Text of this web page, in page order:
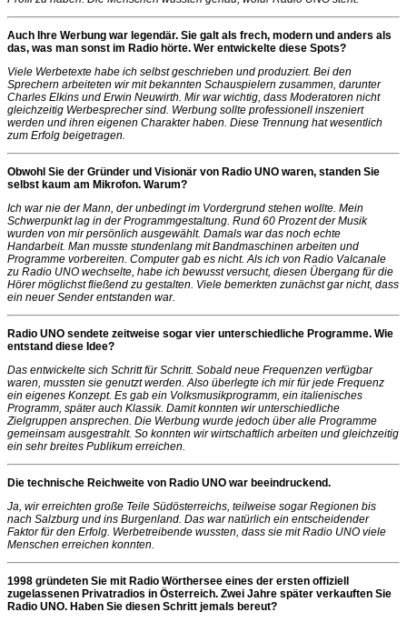
Auch Ihre Werbung war legendär. Sie galt als frech, modern und anders als
das, was man sonst im Radio hörte. Wer entwickelte diese Spots?
Viele Werbetexte habe ich selbst geschrieben und produziert. Bei den
Sprechern arbeiteten wir mit bekannten Schauspielern zusammen, darunter
Charles Elkins und Erwin Neuwirth. Mir war wichtig, dass Moderatoren nicht
gleichzeitig Werbesprecher sind. Werbung sollte professionell inszeniert
werden und ihren eigenen Charakter haben. Diese Trennung hat wesentlich
zum Erfolg beigetragen.
Obwohl Sie der Gründer und Visionär von Radio UNO waren, standen Sie
selbst kaum am Mikrofon. Warum?
Ich war nie der Mann, der unbedingt im Vordergrund stehen wollte. Mein
Schwerpunkt lag in der Programmgestaltung. Rund 60 Prozent der Musik
wurden von mir persönlich ausgewählt. Damals war das noch echte
Handarbeit. Man musste stundenlang mit Bandmaschinen arbeiten und
Programme vorbereiten. Computer gab es nicht. Als ich von Radio Valcanale
zu Radio UNO wechselte, habe ich bewusst versucht, diesen Übergang für die
Hörer möglichst fließend zu gestalten. Viele bemerkten zunächst gar nicht, dass
ein neuer Sender entstanden war.
Radio UNO sendete zeitweise sogar vier unterschiedliche Programme. Wie
entstand diese Idee?
Das entwickelte sich Schritt für Schritt. Sobald neue Frequenzen verfügbar
waren, mussten sie genutzt werden. Also überlegte ich mir für jede Frequenz
ein eigenes Konzept. Es gab ein Volksmusikprogramm, ein italienisches
Programm, später auch Klassik. Damit konnten wir unterschiedliche
Zielgruppen ansprechen. Die Werbung wurde jedoch über alle Programme
gemeinsam ausgestrahlt. So konnten wir wirtschaftlich arbeiten und gleichzeitig
ein sehr breites Publikum erreichen.
Die technische Reichweite von Radio UNO war beeindruckend.
Ja, wir erreichten große Teile Südösterreichs, teilweise sogar Regionen bis
nach Salzburg und ins Burgenland. Das war natürlich ein entscheidender
Faktor für den Erfolg. Werbetreibende wussten, dass sie mit Radio UNO viele
Menschen erreichen konnten.
1998 gründeten Sie mit Radio Wörthersee eines der ersten offiziell
zugelassenen Privatradios in Österreich. Zwei Jahre später verkauften Sie
Radio UNO. Haben Sie diesen Schritt jemals bereut?